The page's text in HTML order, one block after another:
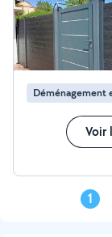
Déménagement
Voir
1